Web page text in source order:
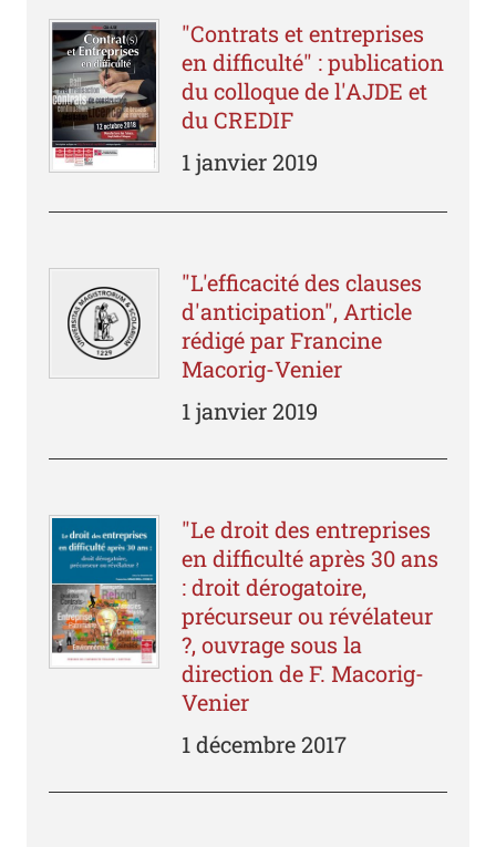
"Contrats et entreprises
en difficulté" : publication
du colloque de l'AJDE et
du CREDIF
1 janvier 2019
"L'efficacité des clauses
d'anticipation", Article
rédigé par Francine
Macorig-Venier
1 janvier 2019
"Le droit des entreprises
en difficulté après 30 ans
: droit dérogatoire,
précurseur ou révélateur
?, ouvrage sous la
direction de F. Macorig-
Venier
1 décembre 2017